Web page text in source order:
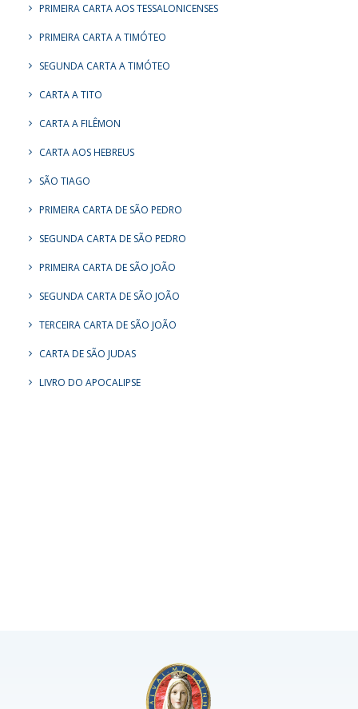
PRIMEIRA CARTA AOS TESSALONICENSES
PRIMEIRA CARTA A TIMÓTEO
SEGUNDA CARTA A TIMÓTEO
CARTA A TITO
CARTA A FILÊMON
CARTA AOS HEBREUS
SÃO TIAGO
PRIMEIRA CARTA DE SÃO PEDRO
SEGUNDA CARTA DE SÃO PEDRO
PRIMEIRA CARTA DE SÃO JOÃO
SEGUNDA CARTA DE SÃO JOÃO
TERCEIRA CARTA DE SÃO JOÃO
CARTA DE SÃO JUDAS
LIVRO DO APOCALIPSE